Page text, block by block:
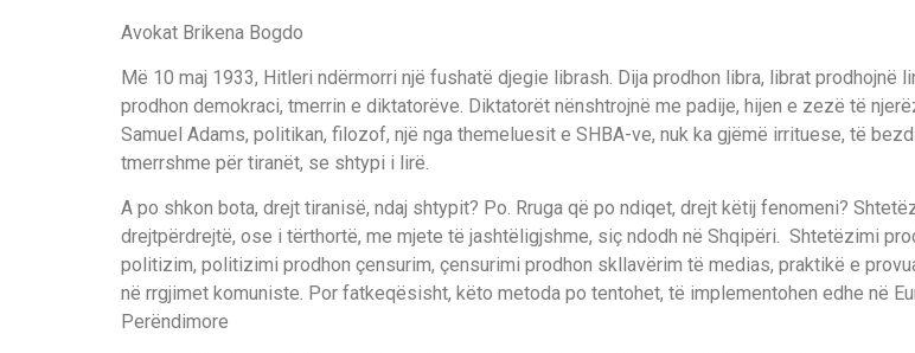
Avokat Brikena Bogdo
Më 10 maj 1933, Hitleri ndërmorri një fushatë djegie librash. Dija prodhon libra, librat prodhojnë
prodhon demokraci, tmerrin e diktatorëve. Diktatorët nënshtrojnë me padije, hijen e zezë të njerë
Samuel Adams, politikan, filozof, një nga themeluesit e SHBA-ve, nuk ka gjëmë irrituese, të
tmerrshme për tiranët, se shtypi i lirë.
A po shkon bota, drejt tiranisë, ndaj shtypit? Po. Rruga që po ndiqet, drejt këtij fenomeni? Shtetë
drejtpërdrejtë, ose i tërthortë, me mjete të jashtë ligjshme, siç ndodh në Shqipëri. Shtetëzimi
politizim, politizimi prodhon çensurim, çensurimi prodhon skllavërim të medias, praktikë e
në rrgjimet komuniste. Por fatkeqësisht, këto metoda po tentohet, të implementohen edhe në
Perëndimore